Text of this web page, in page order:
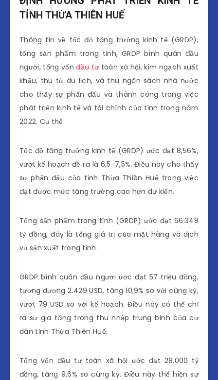
TỈNH THỪA THIÊN HUẾ
Thông tin về tốc độ tăng trưởng kinh tế (GRDP),
tổng sản phẩm trong tỉnh, GRDP bình quân đầu
người, tổng vốnđầu tư toàn xã hội, kim ngạch xuất
khẩu, thu từ du lịch, và thu ngân sách nhà nước
cho thấy sự phấn đấu và thành công trong việc
phát triển kinh tế và tài chính của tỉnh trong năm
2022. Cụ thể:
Tốc độ tăng trưởng kinh tế (GRDP) ước đạt 8,56%,
vượt kế hoạch đề ra là 6,5-7,5%. Điều này cho thấy
sự phấn đấu của tỉnh Thừa Thiên Huế trong việc
đạt được mức tăng trưởng cao hơn dự kiến.
Tổng sản phẩm trong tỉnh (GRDP) ước đạt 66.348
tỷ đồng, đây là tổng giá trị của mặt hàng và dịch
vụ sản xuất trong tỉnh.
GRDP bình quân đầu người ước đạt 57 triệu đồng,
tương đương 2.429 USD, tăng 10,9% so với cùng kỳ,
vượt 79 USD so với kế hoạch. Điều này có thể chỉ
ra sự gia tăng trong thu nhập trung bình của cư
dân tỉnh Thừa Thiên Huế.
Tổng vốn đầu tư toàn xã hội ước đạt 28.000 tỷ
đồng, tăng 9,6% so cùng kỳ. Điều này thể hiện sự